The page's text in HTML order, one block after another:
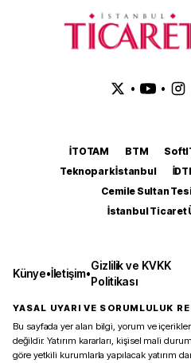
• •
İTOTAM BTM
Teknopark İstanbul
Cemile Sultan
İstanbul Ticaret
Künye•İletişim•
Gizlilik ve KVKK
Politikası
YASAL UYARI VE SORUMLULUK
Bu sayfada yer alan bilgi, yorum ve içerikler
değildir. Yatırım kararları, kişisel mali
göre yetkili kurumlarla yapılacak yatırım